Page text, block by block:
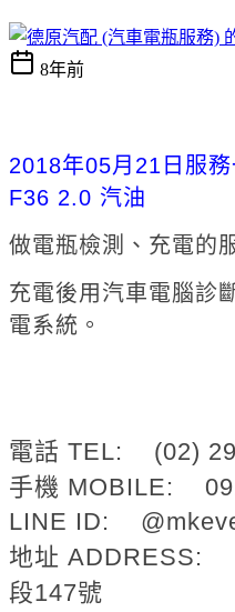
8年前
2018年05月21日服務
F36 2.0 汽油
做電瓶檢測、充電的
充電後用汽車電腦診
電系統 。
電話 TEL: (02)
手機 MOBILE:
LINE ID:
地址 ADDRESS:
段147號